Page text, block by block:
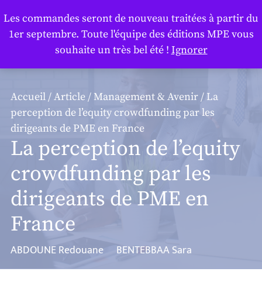
Accueil/Article/Management & Avenir/ La
perception de l’equity crowdfunding par les
dirigeants de PME en France
La perception de l’equity
crowdfunding par les
dirigeants de PME en
France
ABDOUNE Redouane BENTEBBAA Sara
Les commandes seront de nouveau traitées à partir du
1er septembre. Toute l'équipe des éditions MPE vous
souhaite un très bel été ! Ignorer